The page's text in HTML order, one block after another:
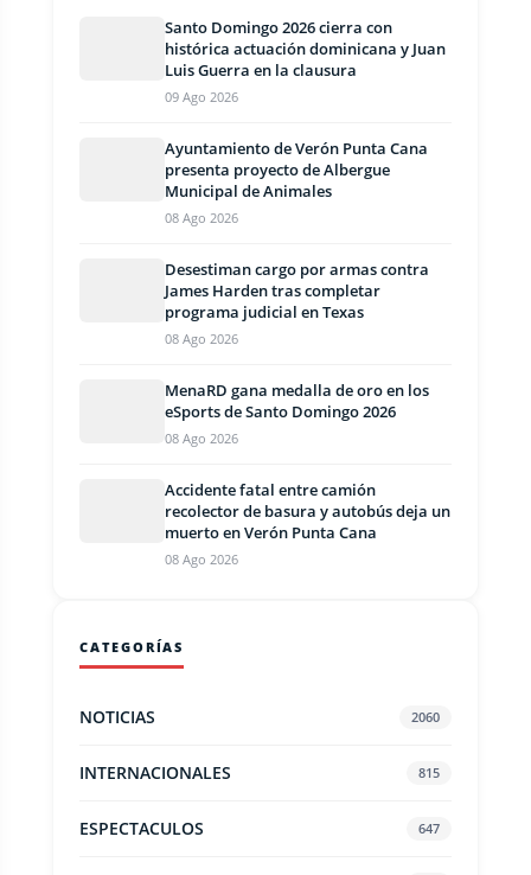
Santo Domingo 2026 cierra con
histórica actuación dominicana y Juan
Luis Guerra en la clausura
09 Ago 2026
Ayuntamiento de Verón Punta Cana
presenta proyecto de Albergue
Municipal de Animales
08 Ago 2026
Desestiman cargo por armas contra
James Harden tras completar
programa judicial en Texas
08 Ago 2026
MenaRD gana medalla de oro en los
eSports de Santo Domingo 2026
08 Ago 2026
Accidente fatal entre camión
recolector de basura y autobús deja un
muerto en Verón Punta Cana
08 Ago 2026
CATEGORÍAS
NOTICIAS 2060
INTERNACIONALES 815
ESPECTACULOS 647